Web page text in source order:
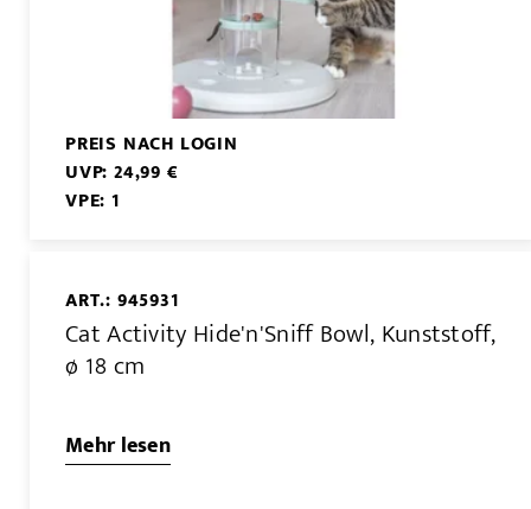
PREIS NACH LOGIN
UVP: 24,99 €
VPE: 1
ART.: 945931
Cat Activity Hide'n'Sniff Bowl, Kunststoff,
ø 18 cm
Mehr lesen